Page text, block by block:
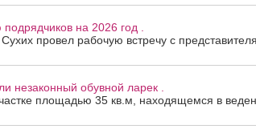
на 2026 год .
провел рабочую встречу с
незаконный обувной ларек .
площадью 35 кв.м, находящемся в